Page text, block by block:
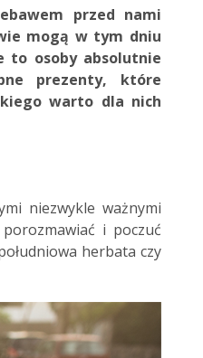
przed nami
mogą w tym dniu
to osoby absolutnie
prezenty, które
warto dla nich
niezwykle ważnymi
i poczuć
herbata czy